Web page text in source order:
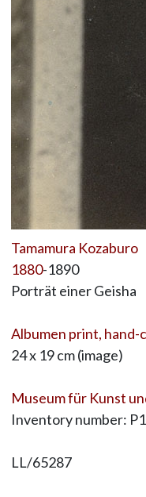
Tamamura Kozaburo
1880-1890
Porträt einer Geisha
Albumen print, hand-
24 x 19 cm (image)
Museum für Kunst
Inventory number:
LL/65287